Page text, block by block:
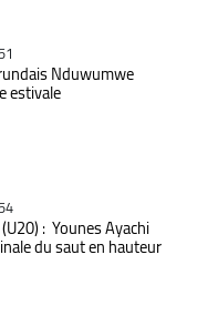
Nduwumwe
estivale
: Younes Ayachi
du saut en hauteur